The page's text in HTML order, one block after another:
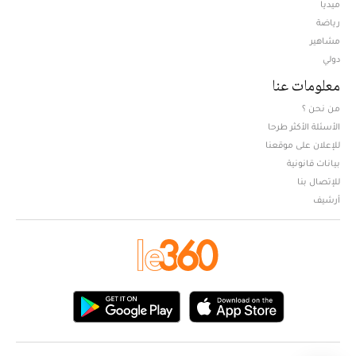
ميديا
رياضة
مشاهير
دولي
معلومات عنا
من نحن ؟
الأسئلة الأكثر طرحا
للإعلان على موقعنا
بيانات قانونية
للإتصال بنا
أرشيف